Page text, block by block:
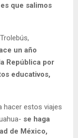
que salimos
un año
República por
educativos,
hacer estos viajes
se haga
de México,